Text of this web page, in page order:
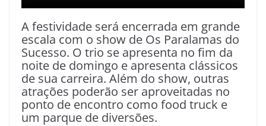
A festividade será encerrada em grande
escala com o show de Os Paralamas do
Sucesso. O trio se apresenta no fim da
noite de domingo e apresenta clássicos
de sua carreira. Além do show, outras
atrações poderão ser aproveitadas no
ponto de encontro como food truck e
um parque de diversões.